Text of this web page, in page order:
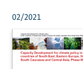
02/2021